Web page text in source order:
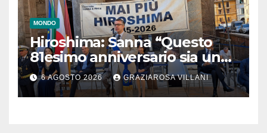
MONDO
Hiroshima: Sanna “Questo
81esimo anniversario sia un
monito per tutti”
6 AGOSTO 2026 GRAZIAROSA VILLANI